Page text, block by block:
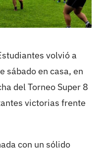
volvió a
sábado en casa, en
del Torneo Super 8
victorias frente
con un sólido